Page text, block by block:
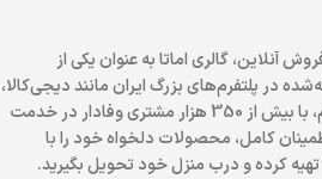
در فروش آنلاین، گالری اماتا به عنوان یکی از
در پلتفرم‌های بزرگ ایران مانند دیجی‌کالا،
باسلام و همچنین اینستاگرام، با بیش از 350 هزار مشتری وفادار در خدمت
کامل، محصولات دلخواه خود را با
کرده و درب منزل خود تحویل بگیرید.